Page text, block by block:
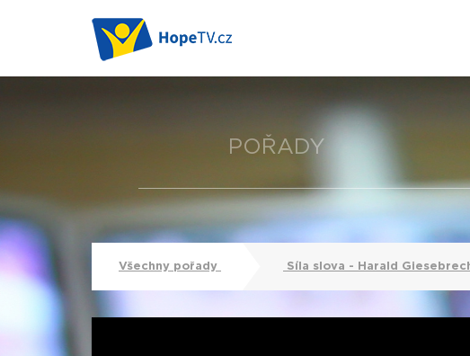
POŘADY
Všechny pořady Síla slova - Harald